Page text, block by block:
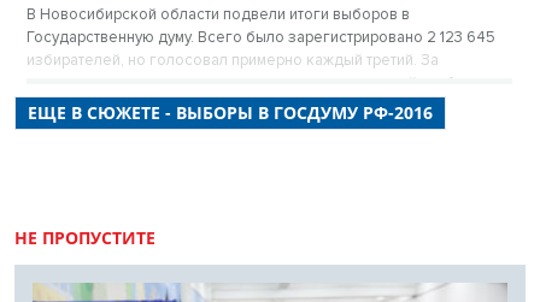
В Новосибирской области подвели итоги выборов в
Государственную думу. Всего было зарегистрировано 2 123 645
избирателей, но голосовал примерно каждый третий. За
процессом переживающие горожане следили онлайн, а более
9,5 тысячи наблюдателей, в том числе от СНГ, даже ездили по
участкам. Но никаких серьезных нарушений не зафиксировали. И
ЕЩЕ В СЮЖЕТЕ - ВЫБОРЫ В ГОСДУМУ РФ-2016
НЕ ПРОПУСТИТЕ